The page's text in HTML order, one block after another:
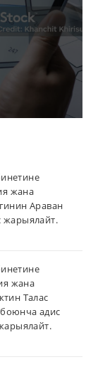
жана
Араван
жарыялайт.
жана
Талас
адис